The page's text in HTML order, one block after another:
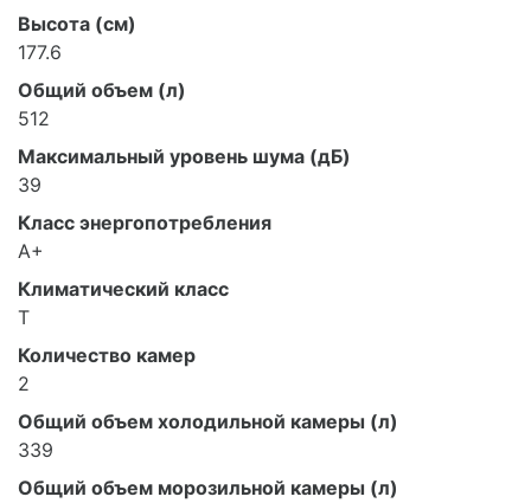
Высота (см)
177.6
Общий объем (л)
512
Максимальный уровень шума (дБ)
39
Класс энергопотребления
A+
Климатический класс
T
Количество камер
2
Общий объем холодильной камеры (л)
339
Общий объем морозильной камеры (л)